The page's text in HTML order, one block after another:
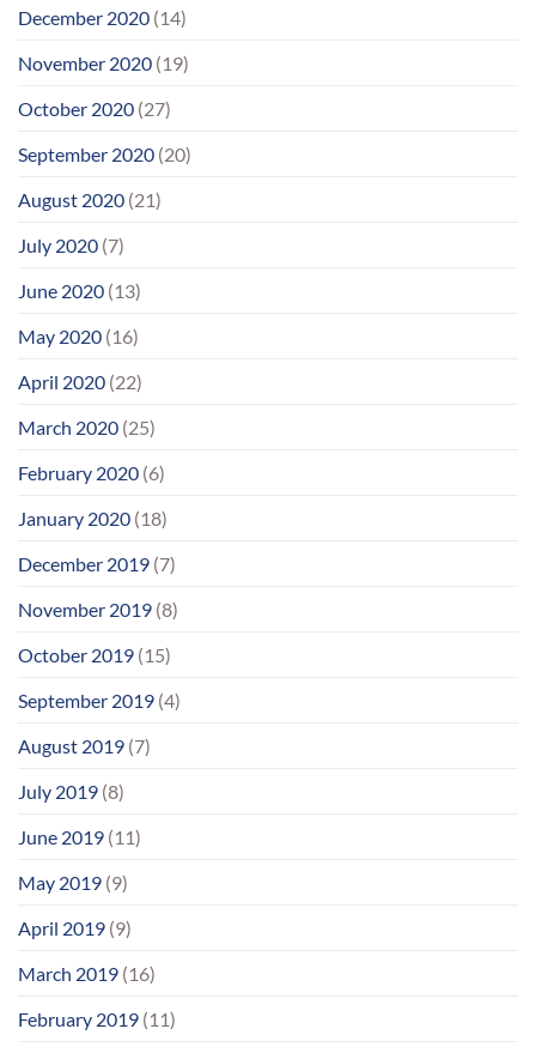
December 2020 (14)
November 2020 (19)
October 2020 (27)
September 2020 (20)
August 2020 (21)
July 2020 (7)
June 2020 (13)
May 2020 (16)
April 2020 (22)
March 2020 (25)
February 2020 (6)
January 2020 (18)
December 2019 (7)
November 2019 (8)
October 2019 (15)
September 2019 (4)
August 2019 (7)
July 2019 (8)
June 2019 (11)
May 2019 (9)
April 2019 (9)
March 2019 (16)
February 2019 (11)